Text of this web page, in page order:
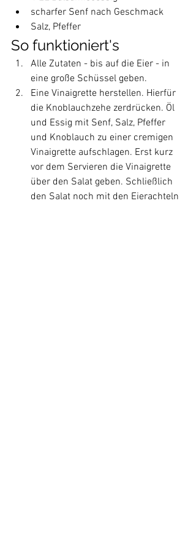
scharfer Senf nach Geschmack
Salz, Pfeffer
So funktioniert's
Alle Zutaten - bis auf die Eier - in
eine große Schüssel geben.
Eine Vinaigrette herstellen. Hierfür
die Knoblauchzehe zerdrücken. Öl
und Essig mit Senf, Salz, Pfeffer
und Knoblauch zu einer cremigen
Vinaigrette aufschlagen. Erst kurz
vor dem Servieren die Vinaigrette
über den Salat geben. Schließlich
den Salat noch mit den Eierachteln